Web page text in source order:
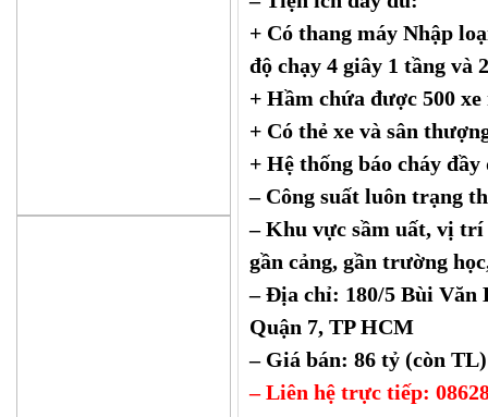
+ Có thang máy Nhập
độ chạy 4 giây 1 tầng và
+ Hầm chứa được 500 xe
+ Có thẻ xe và sân
+ Hệ thống báo cháy đầy
– Công suất luôn trạng
– Khu vực sầm uất, vị trí
gần cảng, gần trường
– Địa chỉ: 180/5 Bùi Văn
Quận 7, TP HCM
– Giá bán: 86 tỷ (còn TL)
– Liên hệ trực tiếp: